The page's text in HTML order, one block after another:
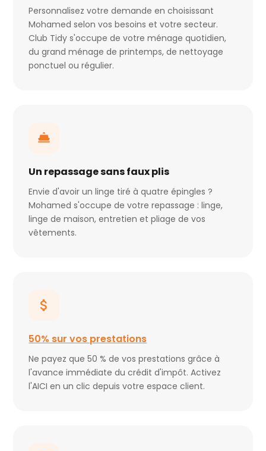
Personnalisez votre demande en choisissant
Mohamed selon vos besoins et votre secteur.
Club Tidy s'occupe de votre ménage quotidien,
du grand ménage de printemps, de nettoyage
ponctuel ou régulier.
Un repassage sans faux plis
Envie d'avoir un linge tiré à quatre épingles ?
Mohamed s'occupe de votre repassage : linge,
linge de maison, entretien et pliage de vos
vêtements.
50% sur vos prestations
Ne payez que 50 % de vos prestations grâce à
l'avance immédiate du crédit d'impôt. Activez
l'AICI en un clic depuis votre espace client.